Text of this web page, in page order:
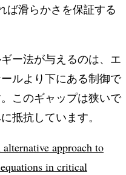
滑らかさを保証する
ー法が与えるのは、エ
ルより下にある制御で
このギャップは狭いで
抵抗しています。
approach to
in critical